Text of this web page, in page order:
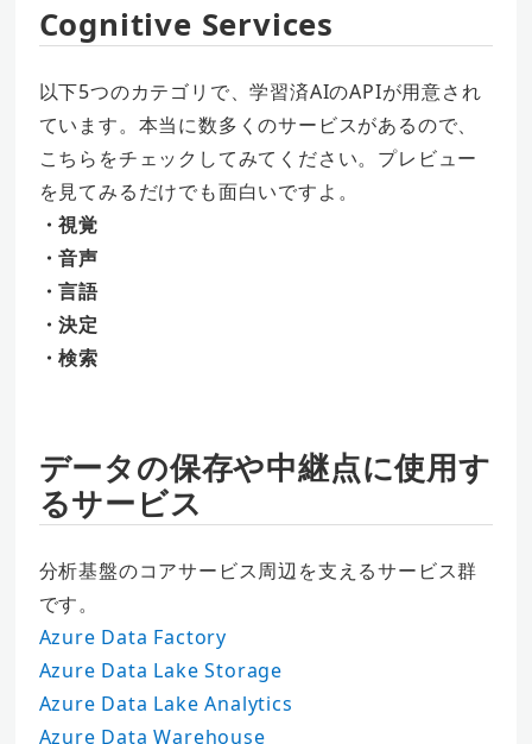
Cognitive Services
以下5つのカテゴリで、学習済AIのAPIが用意され
ています。本当に数多くのサービスがあるので、
こちらをチェックしてみてください。プレビュー
を見てみるだけでも面白いですよ。
・視覚
・音声
・言語
・決定
・検索
データの保存や中継点に使用す
るサービス
分析基盤のコアサービス周辺を支えるサービス群
です。
Azure Data Factory
Azure Data Lake Storage
Azure Data Lake Analytics
Azure Data Warehouse